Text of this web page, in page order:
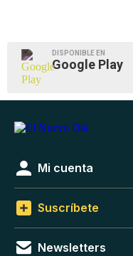
DISPONIBLE EN
Google Play
Mi cuenta
Suscríbete
Newsletters